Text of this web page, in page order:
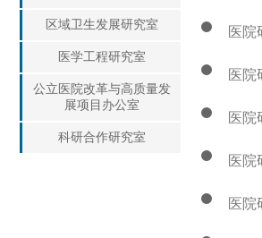
区域卫生发展研究室
医学工程研究室
公立医院改革与高质量发
展项目办公室
科研合作研究室
医院
医院
医院
医院
医院